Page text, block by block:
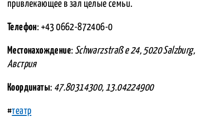
привлекающее в зал целые семьи.
Телефон: +43 0662-872406-0
Местонахождение: Schwarzstraß e 24, 5020 Salzburg,
Австрия
Координаты: 47.80314300, 13.04224900
#театр